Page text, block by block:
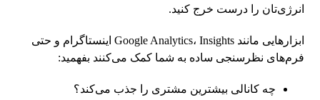
انرژی‌تان را درست خرج کنید.
ابزارهایی مانند Google Analytics، Insights اینستاگرام و حتی
فرم‌های نظرسنجی ساده به شما کمک می‌کنند بفهمید:
چه کانالی بیشترین مشتری را جذب می‌کند؟